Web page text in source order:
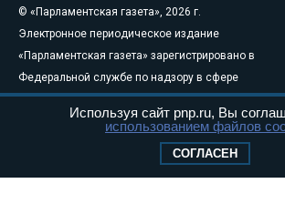
© «Парламентская газета», 2026 г.
Электронное периодическое издание
«Парламентская газета» зарегистрировано в
Федеральной службе по надзору в сфере
связи, информационных технологий и
массовых коммуникаций (Роскомнадзор) 05
Свидетельство о регистрации Эл № ФС77-
Используя сайт pnp.ru, Вы
использованием файлов
СОГЛАСЕН